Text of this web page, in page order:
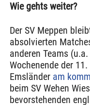
Wie gehts weiter?
Der SV Meppen
absolvierten
anderen Teams
Wochenende der
Emsländer am
beim SV Wehen
bevorstehenden